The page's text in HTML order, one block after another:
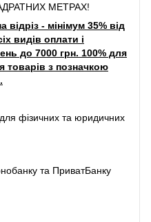
МЕТРАХ!
- мінімум 35% від
видів оплати і
до 7000 грн. 100% для
товарів з позначкою
для фізичних та юридичних
та ПриватБанку